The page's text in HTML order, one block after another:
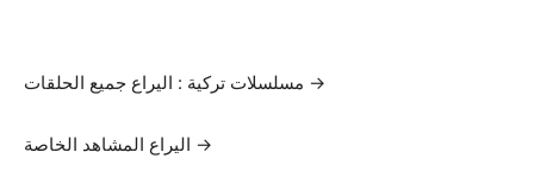
مسلسلات تركية : اليراع جميع الحلقات →
اليراع المشاهد الخاصة →